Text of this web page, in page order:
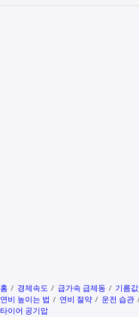
홈 경제속도 급가속 급제동 기름
연비 높이는 법
연비 절약 운전 습관
타이어 공기압